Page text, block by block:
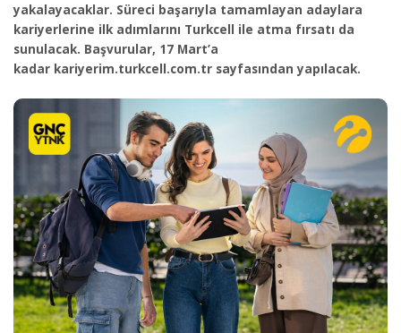
yakalayacaklar. Süreci başarıyla tamamlayan adaylara
kariyerlerine ilk adımlarını Turkcell ile atma fırsatı da
sunulacak. Başvurular, 17 Mart’a
kadar kariyerim.turkcell.com.tr sayfasından yapılacak.